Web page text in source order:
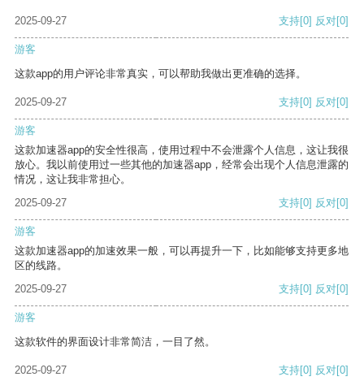
2025-09-27 支持[0] 反对[0]
游客
这款app的用户评论非常真实，可以帮助我做出更准确的选择。
2025-09-27 支持[0] 反对[0]
游客
这款加速器app的安全性很高，使用过程中不会泄露个人信息，这让我很
放心。我以前使用过一些其他的加速器app，经常会出现个人信息泄露的
情况，这让我非常担心。
2025-09-27
支持[0] 反对[0]
游客
这款加速器app的加速效果一般，可以再提升一下，比如能够支持更多地
区的线路。
2025-09-27
支持[0] 反对[0]
游客
这款软件的界面设计非常简洁，一目了然。
2025-09-27 支持[0] 反对[0]